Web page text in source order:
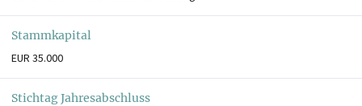
Stammkapital
EUR 35.000
Stichtag Jahresabschluss